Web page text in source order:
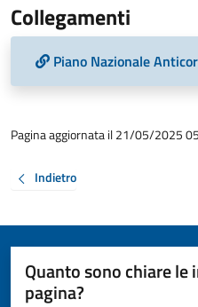
Collegamenti
Piano Nazionale
Pagina aggiornata il 21/05/2025
Indietro
Quanto sono chiare
pagina?